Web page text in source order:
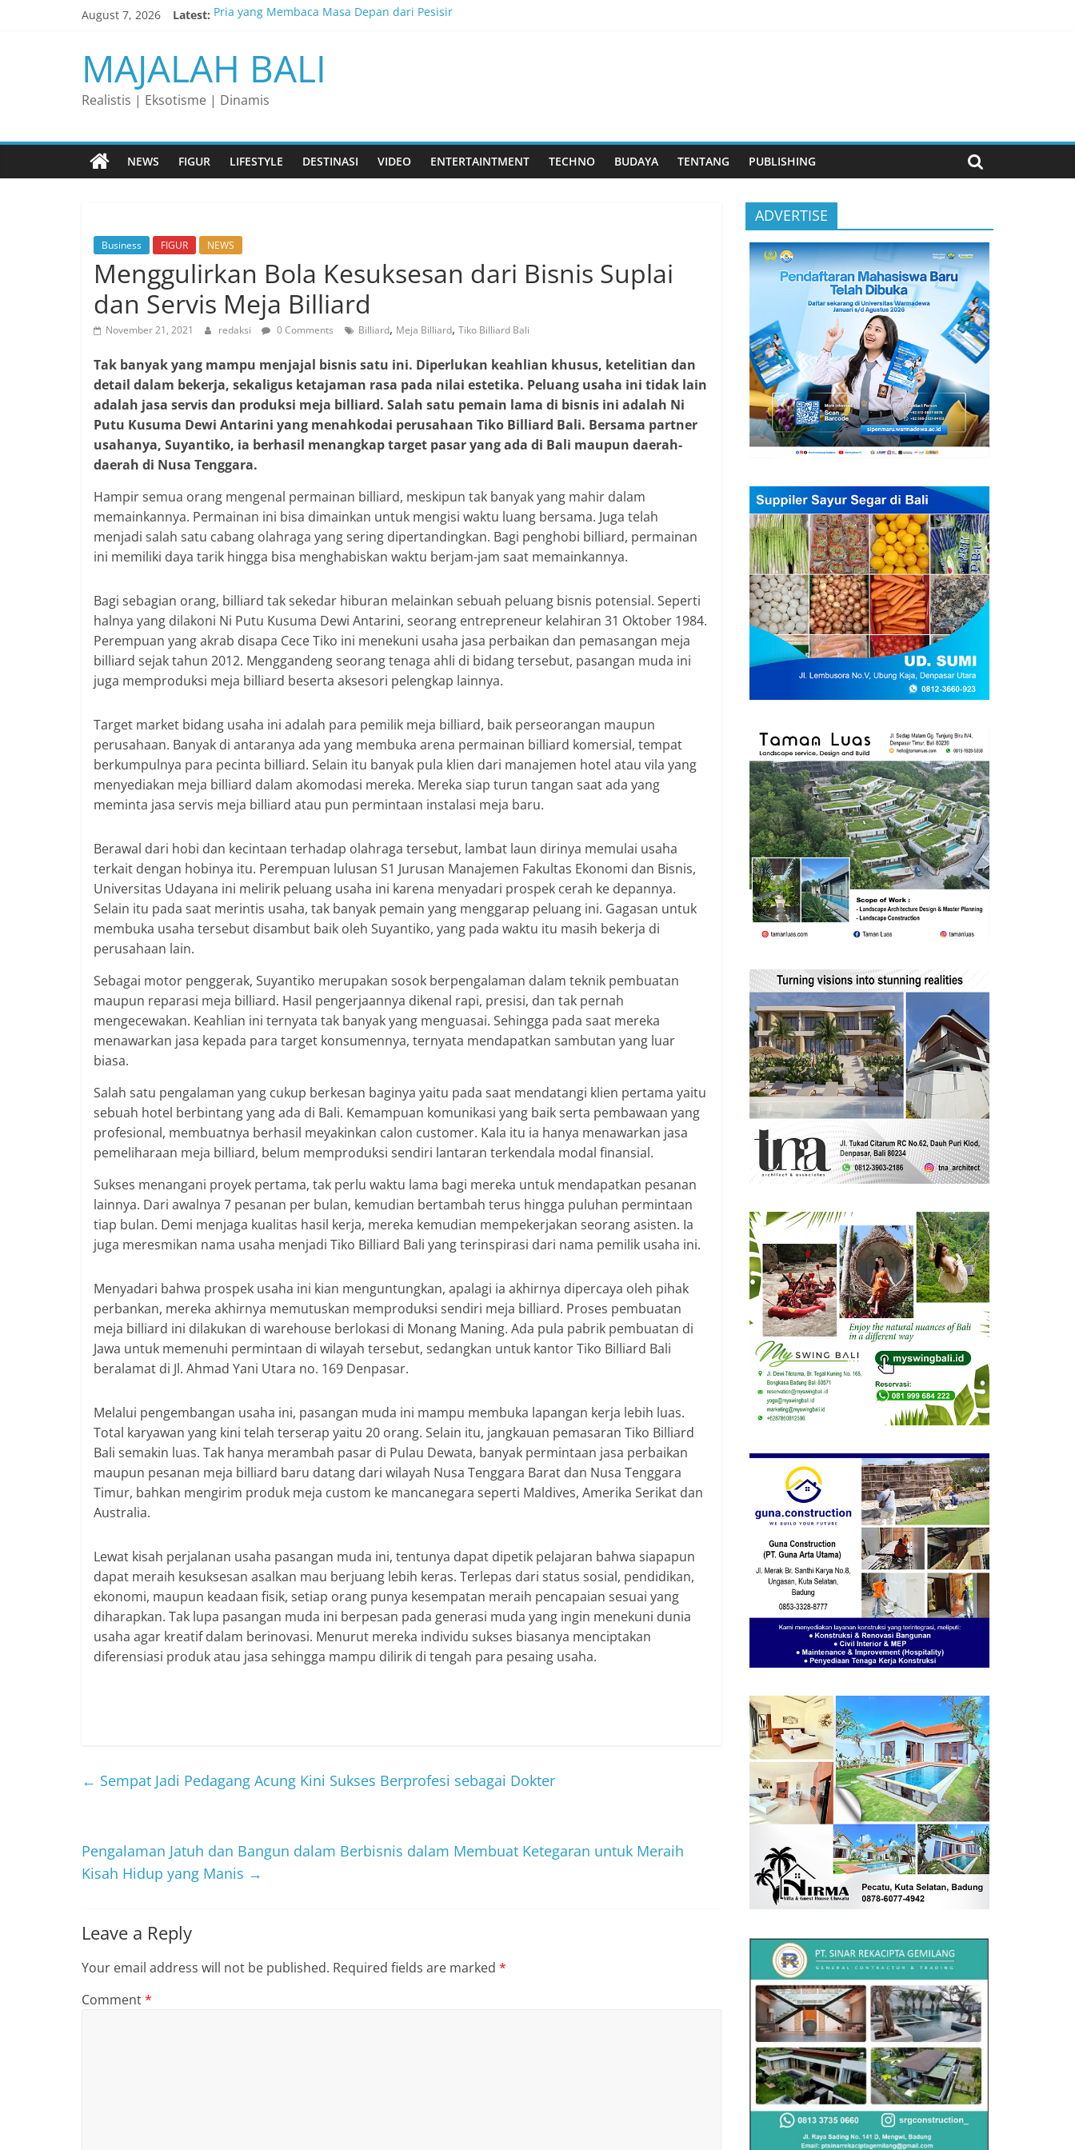
August 7, 2026 Latest: Pria yang Membaca Masa Depan dari Pesisir
Lelaki yang Mengubah Garis Menjadi Masa Depan
Matahari yang Lahir di Pulau Dewata
Perjalanan Panjang di Balik Rasa yang Dicintai Banyak Orang
MAJALAH BALI
Realistis | Eksotisme | Dinamis
NEWS FIGUR LIFESTYLE DESTINASI VIDEO ENTERTAINTMENT TECHNO BUDAYA TENTANG PUBLISHING
Business FIGUR NEWS
Menggulirkan Bola Kesuksesan dari Bisnis Suplai
dan Servis Meja Billiard
November 21, 2021 redaksi 0 Comments Billiard, Meja Billiard, Tiko Billiard Bali
Tak banyak yang mampu menjajal bisnis satu ini. Diperlukan keahlian khusus, ketelitian dan
detail dalam bekerja, sekaligus ketajaman rasa pada nilai estetika. Peluang usaha ini tidak lain
adalah jasa servis dan produksi meja billiard. Salah satu pemain lama di bisnis ini adalah Ni
Putu Kusuma Dewi Antarini yang menahkodai perusahaan Tiko Billiard Bali. Bersama partner
usahanya, Suyantiko, ia berhasil menangkap target pasar yang ada di Bali maupun daerah-
daerah di Nusa Tenggara.
Hampir semua orang mengenal permainan billiard, meskipun tak banyak yang mahir dalam
memainkannya. Permainan ini bisa dimainkan untuk mengisi waktu luang bersama. Juga telah
menjadi salah satu cabang olahraga yang sering dipertandingkan. Bagi penghobi billiard, permainan
ini memiliki daya tarik hingga bisa menghabiskan waktu berjam-jam saat memainkannya.
Bagi sebagian orang, billiard tak sekedar hiburan melainkan sebuah peluang bisnis potensial. Seperti
halnya yang dilakoni Ni Putu Kusuma Dewi Antarini, seorang entrepreneur kelahiran 31 Oktober 1984.
Perempuan yang akrab disapa Cece Tiko ini menekuni usaha jasa perbaikan dan pemasangan meja
billiard sejak tahun 2012. Menggandeng seorang tenaga ahli di bidang tersebut, pasangan muda ini
juga memproduksi meja billiard beserta aksesori pelengkap lainnya.
Target market bidang usaha ini adalah para pemilik meja billiard, baik perseorangan maupun
perusahaan. Banyak di antaranya ada yang membuka arena permainan billiard komersial, tempat
berkumpulnya para pecinta billiard. Selain itu banyak pula klien dari manajemen hotel atau vila yang
menyediakan meja billiard dalam akomodasi mereka. Mereka siap turun tangan saat ada yang
meminta jasa servis meja billiard atau pun permintaan instalasi meja baru.
Berawal dari hobi dan kecintaan terhadap olahraga tersebut, lambat laun dirinya memulai usaha
terkait dengan hobinya itu. Perempuan lulusan S1 Jurusan Manajemen Fakultas Ekonomi dan Bisnis,
Universitas Udayana ini melirik peluang usaha ini karena menyadari prospek cerah ke depannya.
Selain itu pada saat merintis usaha, tak banyak pemain yang menggarap peluang ini. Gagasan untuk
membuka usaha tersebut disambut baik oleh Suyantiko, yang pada waktu itu masih bekerja di
perusahaan lain.
Sebagai motor penggerak, Suyantiko merupakan sosok berpengalaman dalam teknik pembuatan
maupun reparasi meja billiard. Hasil pengerjaannya dikenal rapi, presisi, dan tak pernah
mengecewakan. Keahlian ini ternyata tak banyak yang menguasai. Sehingga pada saat mereka
menawarkan jasa kepada para target konsumennya, ternyata mendapatkan sambutan yang luar
biasa.
Salah satu pengalaman yang cukup berkesan baginya yaitu pada saat mendatangi klien pertama yaitu
sebuah hotel berbintang yang ada di Bali. Kemampuan komunikasi yang baik serta pembawaan yang
profesional, membuatnya berhasil meyakinkan calon customer. Kala itu ia hanya menawarkan jasa
pemeliharaan meja billiard, belum memproduksi sendiri lantaran terkendala modal finansial.
Sukses menangani proyek pertama, tak perlu waktu lama bagi mereka untuk mendapatkan pesanan
lainnya. Dari awalnya 7 pesanan per bulan, kemudian bertambah terus hingga puluhan permintaan
tiap bulan. Demi menjaga kualitas hasil kerja, mereka kemudian mempekerjakan seorang asisten. Ia
juga meresmikan nama usaha menjadi Tiko Billiard Bali yang terinspirasi dari nama pemilik usaha ini.
Menyadari bahwa prospek usaha ini kian menguntungkan, apalagi ia akhirnya dipercaya oleh pihak
perbankan, mereka akhirnya memutuskan memproduksi sendiri meja billiard. Proses pembuatan
meja billiard ini dilakukan di warehouse berlokasi di Monang Maning. Ada pula pabrik pembuatan di
Jawa untuk memenuhi permintaan di wilayah tersebut, sedangkan untuk kantor Tiko Billiard Bali
beralamat di Jl. Ahmad Yani Utara no. 169 Denpasar.
Melalui pengembangan usaha ini, pasangan muda ini mampu membuka lapangan kerja lebih luas.
Total karyawan yang kini telah terserap yaitu 20 orang. Selain itu, jangkauan pemasaran Tiko Billiard
Bali semakin luas. Tak hanya merambah pasar di Pulau Dewata, banyak permintaan jasa perbaikan
maupun pesanan meja billiard baru datang dari wilayah Nusa Tenggara Barat dan Nusa Tenggara
Timur, bahkan mengirim produk meja custom ke mancanegara seperti Maldives, Amerika Serikat dan
Australia.
Lewat kisah perjalanan usaha pasangan muda ini, tentunya dapat dipetik pelajaran bahwa siapapun
dapat meraih kesuksesan asalkan mau berjuang lebih keras. Terlepas dari status sosial, pendidikan,
ekonomi, maupun keadaan fisik, setiap orang punya kesempatan meraih pencapaian sesuai yang
diharapkan. Tak lupa pasangan muda ini berpesan pada generasi muda yang ingin menekuni dunia
usaha agar kreatif dalam berinovasi. Menurut mereka individu sukses biasanya menciptakan
diferensiasi produk atau jasa sehingga mampu dilirik di tengah para pesaing usaha.
← Sempat Jadi Pedagang Acung Kini Sukses Berprofesi sebagai Dokter
Pengalaman Jatuh dan Bangun dalam Berbisnis dalam Membuat Ketegaran untuk Meraih
Kisah Hidup yang Manis →
Leave a Reply
Your email address will not be published. Required fields are marked *
Comment*
ADVERTISE